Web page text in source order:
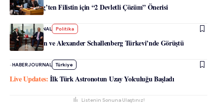
Schallenberg’ten Filistin için “2 Devletli Çözüm” Önerisi
-HABERJOURNAL Politika
Hakan Fidan ve Alexander Schallenberg Türkevi’nde Görüştü
-HABERJOURNAL Türkiye
İlk Türk Astronotun Uzay Yolculuğu Başladı
Listenin Sonuna Ulaştınız!